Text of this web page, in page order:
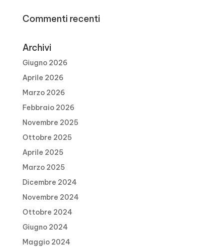
Commenti recenti
Archivi
Giugno 2026
Aprile 2026
Marzo 2026
Febbraio 2026
Novembre 2025
Ottobre 2025
Aprile 2025
Marzo 2025
Dicembre 2024
Novembre 2024
Ottobre 2024
Giugno 2024
Maggio 2024